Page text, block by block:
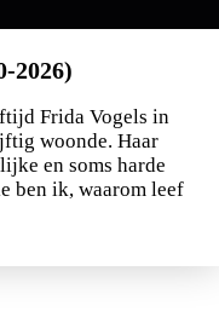
2026)
Frida Vogels in
woonde. Haar
en soms harde
ben ik, waarom leef